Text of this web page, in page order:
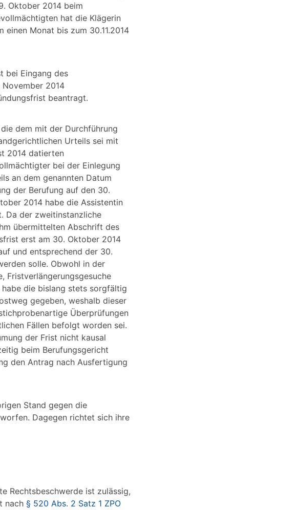
Oktober 2014 beim
hat die Klägerin
Monat bis zum 30.11.2014
bei Eingang des
2014
beantragt.
dem mit der Durchführung
Urteils sei mit
2014 datierten
bei der Einlegung
an dem genannten Datum
der Berufung auf den 30.
2014 habe die Assistentin
Da der zweitinstanzliche
übermittelten Abschrift des
erst am 30. Oktober 2014
und entsprechend der 30.
solle. Obwohl in der
Fristverlängerungsgesuche
die bislang stets sorgfältig
gegeben, weshalb dieser
Überprüfungen
Fällen befolgt worden sei.
der Frist nicht kausal
beim Berufungsgericht
den Antrag nach Ausfertigung
Stand gegen die
Dagegen richtet sich ihre
Rechtsbeschwerde ist zulässig,
nach § 520 Abs. 2 Satz 1 ZPO